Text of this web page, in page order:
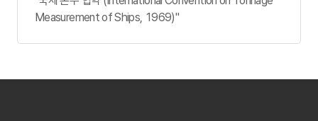
Measurement of Ships, 1969)"